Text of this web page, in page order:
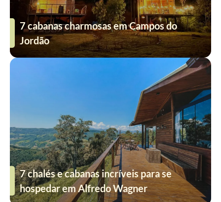
7 cabanas charmosas em Campos do
Jordão
7 chalés e cabanas incríveis para se
hospedar em Alfredo Wagner